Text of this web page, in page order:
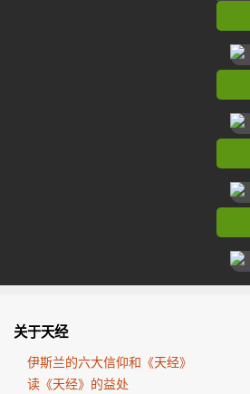
关于天经
伊斯兰的六大信仰和《天经》
读《天经》的益处